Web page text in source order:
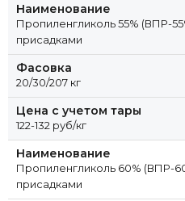
Наименование
Пропиленгликоль 55% (ВПР-
присадками
Фасовка
20/30/207 кг
Цена с учетом тары
122-132 руб/кг
Наименование
Пропиленгликоль 60% (ВПР-
присадками